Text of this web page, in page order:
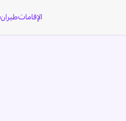
الإقاماتطيران